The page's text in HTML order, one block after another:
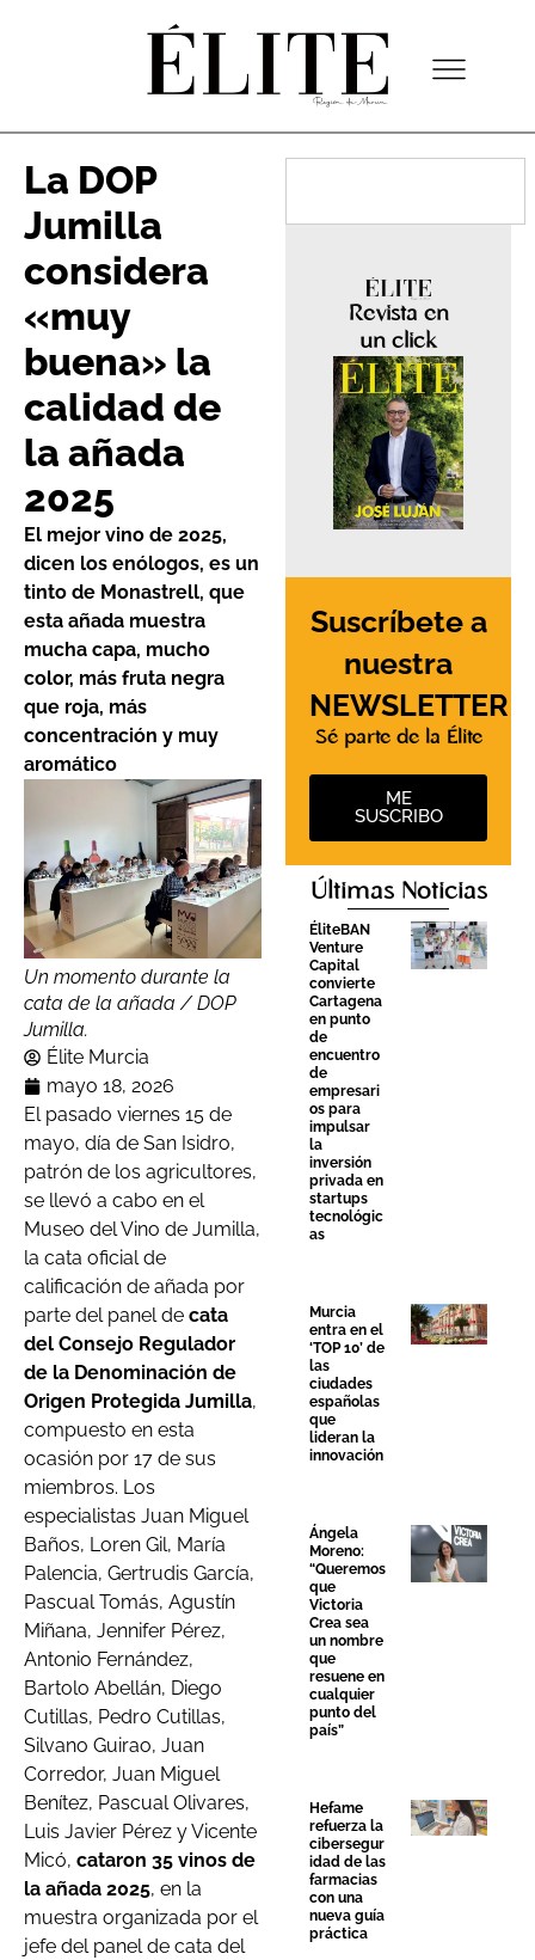
La DOP
Jumilla
considera
«muy
buena» la
calidad de
la añada
2025
El mejor vino de 2025,
dicen los enólogos, es un
tinto de Monastrell, que
esta añada muestra
mucha capa, mucho
color, más fruta negra
que roja, más
concentración y muy
aromático
Un momento durante la
cata de la añada / DOP
Jumilla.
Élite Murcia
mayo 18, 2026
El pasado viernes 15 de
mayo, día de San Isidro,
patrón de los agricultores,
se llevó a cabo en el
Museo del Vino de Jumilla,
la cata oficial de
calificación de añada por
parte del panel de cata
del Consejo Regulador
de la Denominación de
Origen Protegida Jumilla,
compuesto en esta
ocasión por 17 de sus
miembros. Los
especialistas Juan Miguel
Baños, Loren Gil, María
Palencia, Gertrudis García,
Pascual Tomás, Agustín
Miñana, Jennifer Pérez,
Antonio Fernández,
Bartolo Abellán, Diego
Cutillas, Pedro Cutillas,
Silvano Guirao, Juan
Corredor, Juan Miguel
Benítez, Pascual Olivares,
Luis Javier Pérez y Vicente
Micó, cataron 35 vinos de
la añada 2025, en la
muestra organizada por el
jefe del panel de cata del
Revista en
un click
Suscríbete a
nuestra
NEWSLETTER
Sé parte de la Élite
ME
SUSCRIBO
Últimas Noticias
ÉliteBAN
Venture
Capital
convierte
Cartagena
en punto
de
encuentro
de
empresari
os para
impulsar
la
inversión
privada en
startups
tecnológic
as
Murcia
entra en el
‘TOP 10’ de
las
ciudades
españolas
que
lideran la
innovación
Ángela
Moreno:
“Queremos
que
Victoria
Crea sea
un nombre
que
resuene en
cualquier
punto del
país”
Hefame
refuerza la
cibersegur
idad de las
farmacias
con una
nueva guía
práctica